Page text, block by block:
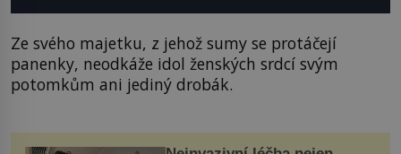
Ze svého majetku, z jehož sumy se protáčejí
panenky, neodkáže idol ženských srdcí svým
potomkům ani jediný drobák.